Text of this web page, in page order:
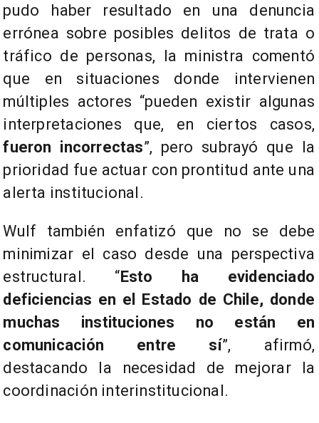
pudo haber resultado en una denuncia
errónea sobre posibles delitos de trata o
tráfico de personas, la ministra comentó
que en situaciones donde intervienen
múltiples actores “pueden existir algunas
interpretaciones que, en ciertos casos,
fueron incorrectas”, pero subrayó que la
prioridad fue actuar con prontitud ante una
alerta institucional.
Wulf también enfatizó que no se debe
minimizar el caso desde una perspectiva
estructural. “Esto ha evidenciado
deficiencias en el Estado de Chile, donde
muchas instituciones no están en
comunicación entre sí”, afirmó,
destacando la necesidad de mejorar la
coordinación interinstitucional.